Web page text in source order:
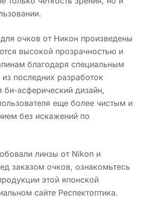
очков от Никон произведены
высокой прозрачностью и
благодаря специальным
последних разработок
би-асферический дизайн,
еще более чистым и
без искажений по
линзы от Nikon и
заказом очков, ознакомьтесь
этой японской
сайте Респектоптика.